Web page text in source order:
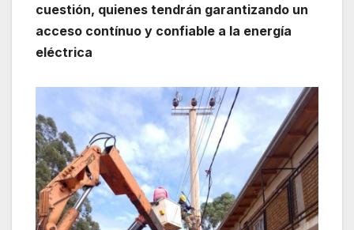
cuestión, quienes tendrán garantizando un
acceso contínuo y confiable a la energía
eléctrica